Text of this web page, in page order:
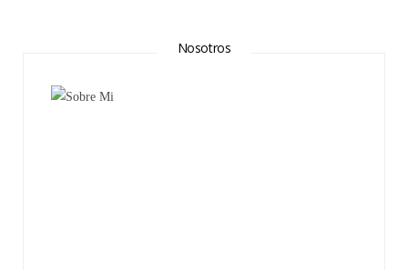
Nosotros